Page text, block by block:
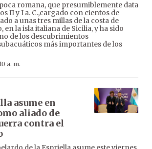
romana, que presumiblemente data
II y I a. C.,cargado con cientos de
a unas tres millas de la costa de
en la isla italiana de Sicilia, y ha sido
de los descubrimientos
más importantes de los
a. m.
asume en
aliado de
contra el